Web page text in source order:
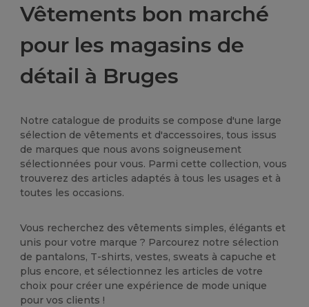
Vêtements bon marché
pour les magasins de
détail à Bruges
Notre catalogue de produits se compose d'une large
sélection de vêtements et d'accessoires, tous issus
de marques que nous avons soigneusement
sélectionnées pour vous. Parmi cette collection, vous
trouverez des articles adaptés à tous les usages et à
toutes les occasions.
Vous recherchez des vêtements simples, élégants et
unis pour votre marque ? Parcourez notre sélection
de pantalons, T-shirts, vestes, sweats à capuche et
plus encore, et sélectionnez les articles de votre
choix pour créer une expérience de mode unique
pour vos clients !